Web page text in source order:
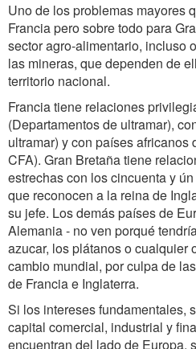
Uno de los problemas mayores
Francia pero sobre todo para
sector agro-alimentario, incluso
las mineras, que dependen de
territorio nacional.
Francia tiene relaciones
(Departamentos de ultramar),
ultramar) y con países africanos
CFA). Gran Bretaña tiene
estrechas con los cincuenta y
que reconocen a la reina de
su jefe. Los demás países de
Alemania - no ven porqué
azucar, los plátanos o cualquier
cambio mundial, por culpa de
de Francia e Inglaterra.
Si los intereses fundamentales,
capital comercial, industrial y
encuentran del lado de Europa,